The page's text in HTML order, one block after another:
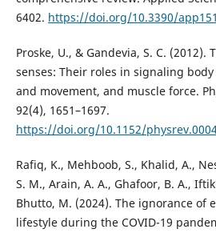
6402. https://doi.org/10.3390/
Proske, U., & Gandevia, S. C.
senses: Their roles in signaling
and movement, and muscle force.
92(4), 1651–1697.
https://doi.org/10.1152/
Rafiq, K., Mehboob, S., Khalid, A.,
S. M., Arain, A. A., Ghafoor, B. A.,
Bhutto, M. (2024). The ignorance of
lifestyle during the COVID-19